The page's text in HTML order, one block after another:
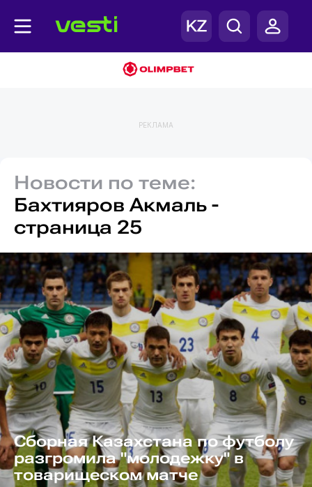
РЕКЛАМА
Новости по теме:
Бахтияров Акмаль -
страница 25
Сборная Казахстана по футболу
разгромила "молодежку" в
товарищеском матче